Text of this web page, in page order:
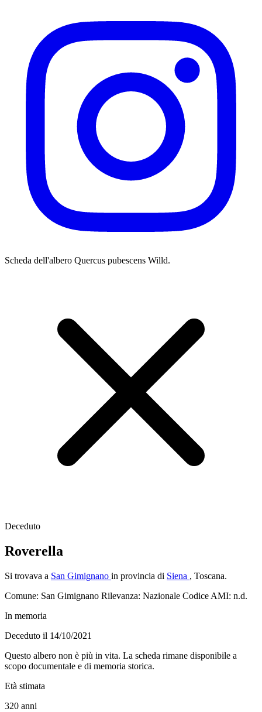
Scheda dell'albero Quercus pubescens Willd.
Deceduto
Roverella
Si trovava a San Gimignano in provincia di Siena , Toscana.
Comune: San Gimignano Rilevanza: Nazionale Codice AMI: n.d.
In memoria
Deceduto il 14/10/2021
Questo albero non è più in vita. La scheda rimane disponibile a
scopo documentale e di memoria storica.
Età stimata
320 anni